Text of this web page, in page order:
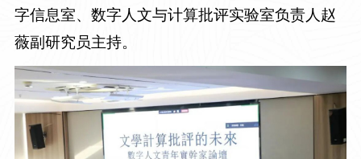
字信息室、数字人文与计算批评实验室负责人赵
薇副研究员主持。